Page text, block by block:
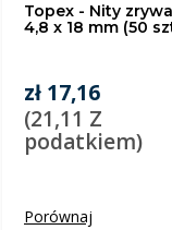
Topex - Nity
4,8 x 18 mm (50
zł 17,16
(21,11 Z
podatkiem)
Porównaj